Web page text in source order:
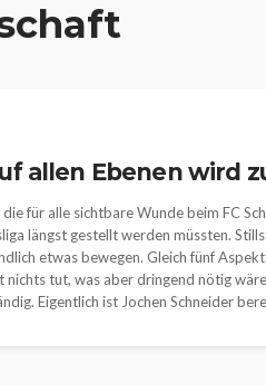
allen Ebenen wird
für alle sichtbare Wunde beim FC
längst gestellt werden müssten.
etwas bewegen. Gleich fünf
nichts tut, was aber dringend nötig
Eigentlich ist Jochen Schneider